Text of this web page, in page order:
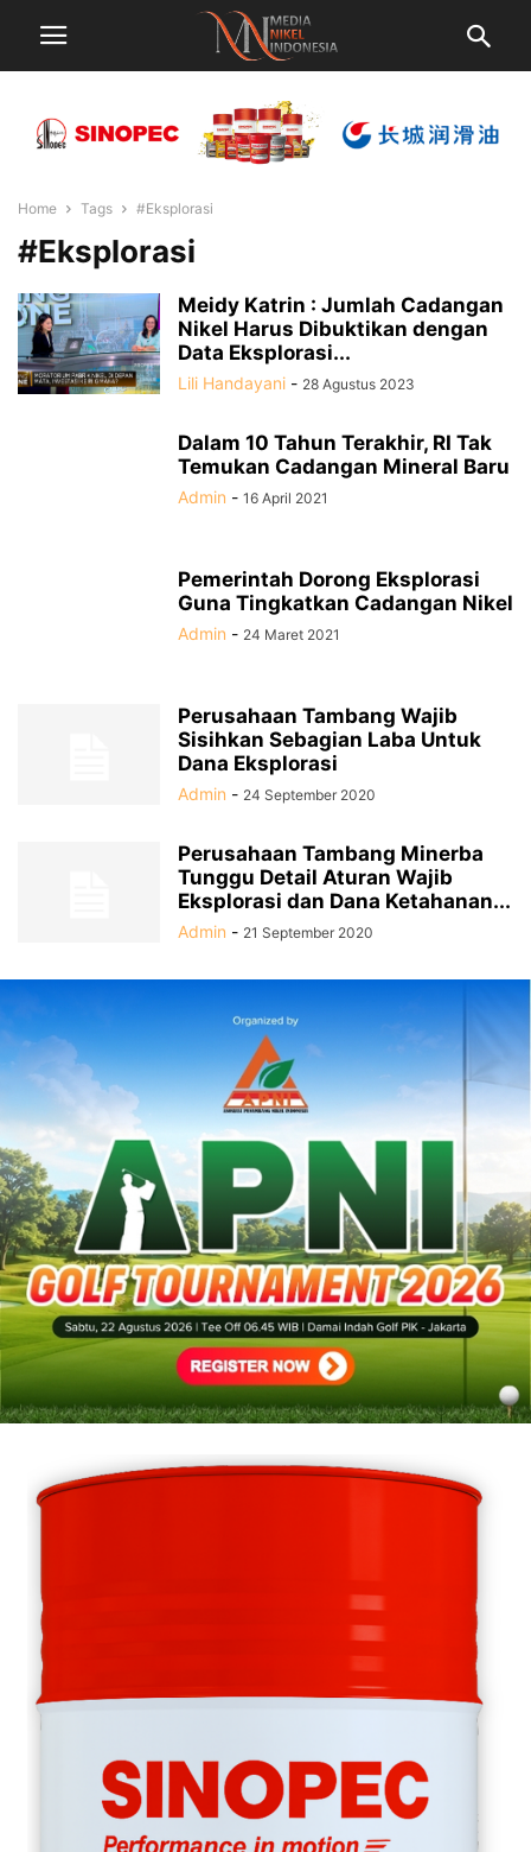
Home Tags #Eksplorasi
#Eksplorasi
Meidy Katrin : Jumlah Cadangan
Nikel Harus Dibuktikan dengan
Data Eksplorasi...
Lili Handayani - 28 Agustus 2023
Dalam 10 Tahun Terakhir, RI Tak
Temukan Cadangan Mineral Baru
Admin - 16 April 2021
Pemerintah Dorong Eksplorasi
Guna Tingkatkan Cadangan Nikel
Admin - 24 Maret 2021
Perusahaan Tambang Wajib
Sisihkan Sebagian Laba Untuk
Dana Eksplorasi
Admin - 24 September 2020
Perusahaan Tambang Minerba
Tunggu Detail Aturan Wajib
Eksplorasi dan Dana Ketahanan...
Admin - 21 September 2020